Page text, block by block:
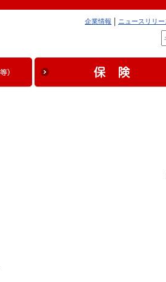
ニュースリリー
企業情報